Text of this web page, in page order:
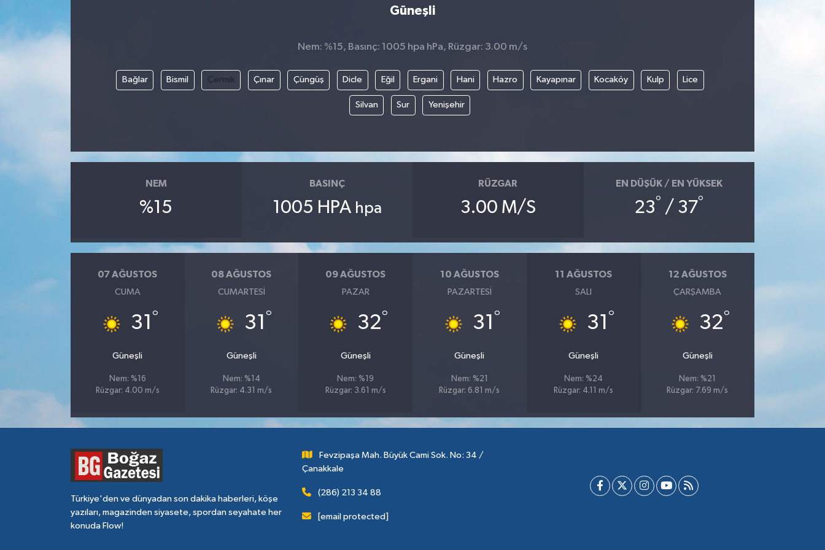
Güneşli
Nem: %15, Basınç: 1005 hpa hPa, Rüzgar: 3.00 m/s
Bağlar Bismil Çermik Çınar Çüngüş Dicle Eğil Ergani Hani Hazro Kayapınar Kocaköy Kulp Lice
Silvan Sur Yenişehir
NEM
%15
BASINÇ
1005 HPA hpa
RÜZGAR
3.00 M/S
EN DÜŞÜK / EN YÜKSEK
23° / 37°
07 AĞUSTOS
CUMA
31 °
Güneşli
Nem: %16
Rüzgar: 4.00 m/s
08 AĞUSTOS
CUMARTESI
31 °
Güneşli
Nem: %14
Rüzgar: 4.31 m/s
09 AĞUSTOS
PAZAR
32°
Güneşli
Nem: %19
Rüzgar: 3.61 m/s
10 AĞUSTOS
PAZARTESI
31 °
Güneşli
Nem: %21
Rüzgar: 6.81 m/s
11 AĞUSTOS
SALI
31 °
Güneşli
Nem: %24
Rüzgar: 4.11 m/s
12 AĞUSTOS
ÇARŞAMBA
32°
Güneşli
Nem: %21
Rüzgar: 7.69 m/s
Türkiye'den ve dünyadan son dakika haberleri, köşe
yazıları, magazinden siyasete, spordan seyahate her
konuda Flow!
Fevzipaşa Mah. Büyük Cami Sok. No: 34 /
Çanakkale
(286) 213 34 88
[email protected]